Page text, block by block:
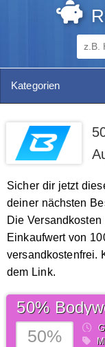
Kategorien
Sicher dir jetzt
deiner nächsten
Die
Einkaufwert von
versandkostenfrei.
dem Link.
50%
50%